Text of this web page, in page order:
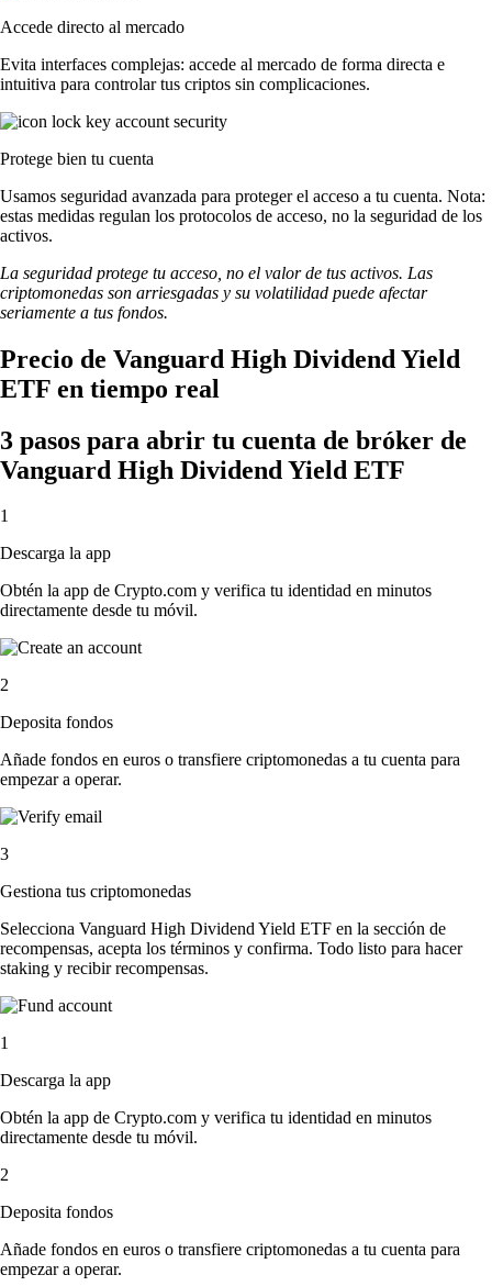
Accede directo al mercado
Evita interfaces complejas: accede al mercado de forma directa e
intuitiva para controlar tus criptos sin complicaciones.
Protege bien tu cuenta
Usamos seguridad avanzada para proteger el acceso a tu cuenta. Nota:
estas medidas regulan los protocolos de acceso, no la seguridad de los
activos.
La seguridad protege tu acceso, no el valor de tus activos. Las
criptomonedas son arriesgadas y su volatilidad puede afectar
seriamente a tus fondos.
Precio de Vanguard High Dividend Yield
ETF en tiempo real
3 pasos para abrir tu cuenta de bróker de
Vanguard High Dividend Yield ETF
1
Descarga la app
Obtén la app de Crypto.com y verifica tu identidad en minutos
directamente desde tu móvil.
2
Deposita fondos
Añade fondos en euros o transfiere criptomonedas a tu cuenta para
empezar a operar.
3
Gestiona tus criptomonedas
Selecciona Vanguard High Dividend Yield ETF en la sección de
recompensas, acepta los términos y confirma. Todo listo para hacer
staking y recibir recompensas.
1
Descarga la app
Obtén la app de Crypto.com y verifica tu identidad en minutos
directamente desde tu móvil.
2
Deposita fondos
Añade fondos en euros o transfiere criptomonedas a tu cuenta para
empezar a operar.